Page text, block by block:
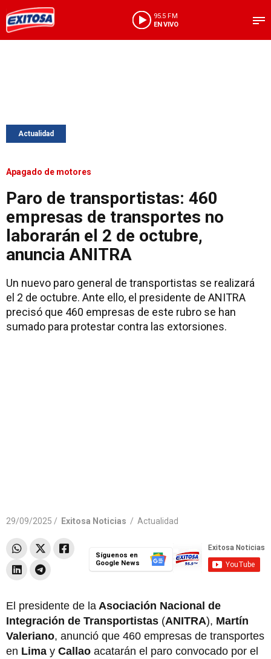
95.5 FM
EN VIVO
Actualidad
Apagado de motores
Paro de transportistas: 460
empresas de transportes no
laborarán el 2 de octubre,
anuncia ANITRA
Un nuevo paro general de transportistas se realizará
el 2 de octubre. Ante ello, el presidente de ANITRA
precisó que 460 empresas de este rubro se han
sumado para protestar contra las extorsiones.
29/09/2025 / Exitosa Noticias / Actualidad
Síguenos en
Google News
El presidente de la Asociación Nacional de
Integración de Transportistas (ANITRA), Martín
Valeriano, anunció que 460 empresas de transportes
en Lima y Callao acatarán el paro convocado por el